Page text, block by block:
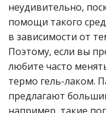
неудивительно,
помощи такого
в зависимости от
Поэтому, если вы
любите часто
термо гель-лаком.
предлагают